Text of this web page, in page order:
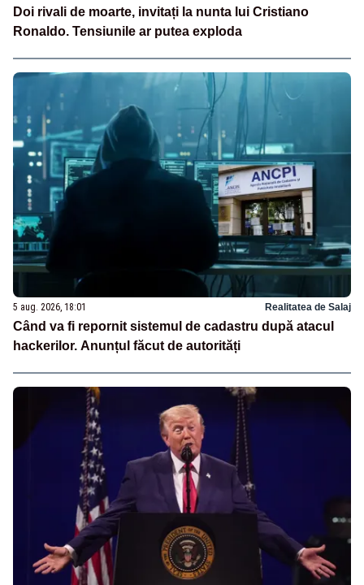
Doi rivali de moarte, invitați la nunta lui Cristiano
Ronaldo. Tensiunile ar putea exploda
5 aug. 2026, 18:01 Realitatea de Salaj
Când va fi repornit sistemul de cadastru după atacul
hackerilor. Anunțul făcut de autorități